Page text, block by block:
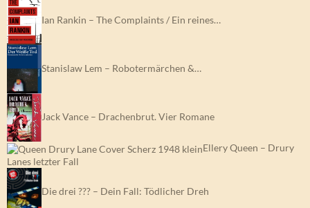
Ian Rankin – The Complaints / Ein reines…
Stanislaw Lem – Robotermärchen &…
Jack Vance – Drachenbrut. Vier Romane
Ellery Queen – Drury
Lanes letzter Fall
Die drei ??? – Dein Fall: Tödlicher Dreh